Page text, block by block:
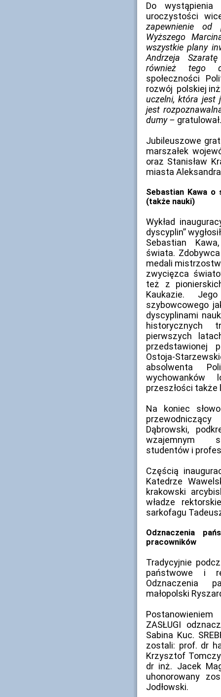
Do
uroczystości
zapewnienie
Wyższego
wszystkie plany
Andrzeja
również tego
społeczności
rozwój polskiej
uczelni, która jest
jest
dumy – gratulował.
Jubileuszowe
marszałek
oraz Stanisław
miasta
Sebastian Kawa
(także nauki)
Wykład
dyscyplin”
Sebastian
świata.
medali
zwycięzca
też z
Kaukazie.
szybowcowego
dyscyplinami
historycznych
pierwszych
przedstawionej
Ostoja-
absolwenta
przeszłości
Na koniec
Dąbrowski,
wzajemnym
studentów i
Częścią
Katedrze
krakowski
władze
sarkofagu
Odznaczenia
pracowników
Tradycyjnie
państwowe i
Odznaczenia
małopolski
ZASŁUGI
Sabina Kuc.
zostali: prof. dr
Krzysztof
dr inż. Jacek
uhonorowany
Jodłowski.